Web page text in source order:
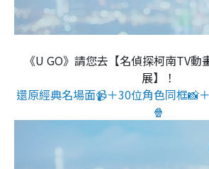
《U GO》請您去【名偵探柯南TV動
展】！
還原經典名場面📹＋30位角色同框📸
🍿